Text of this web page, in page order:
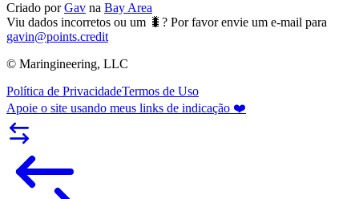
Criado por Gav na Bay Area
Viu dados incorretos ou um 🐛? Por favor envie um e-mail para
gavin@points.credit
© Maringineering, LLC
Política de PrivacidadeTermos de Uso
Apoie o site usando meus links de indicação ❤️